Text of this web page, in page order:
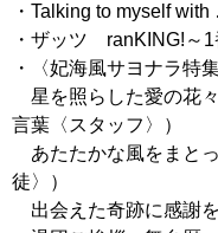
・Talking to myself
・ザッツ ranKING!～1
・〈妃海風サヨナラ特集
星を照らした愛の花
言葉〈スタッフ〉）
あたたかな風をまと
徒〉）
出会えた奇跡に感謝を